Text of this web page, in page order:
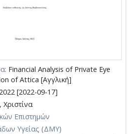
Financial Analysis of Private Eye
of Attica [Αγγλική]
[2022-09-17]
Χριστίνα
Επιστημών
Υγείας (ΔΜΥ)